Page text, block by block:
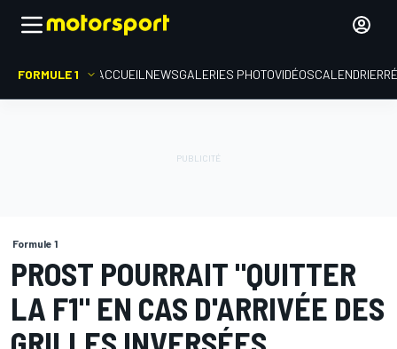
FORMULE 1 ACCUEIL NEWSGALERIES PHOTOVIDÉOSCALENDRIER
Formule 1
PROST POURRAIT "QUITTER
LA F1" EN CAS D'ARRIVÉE DES